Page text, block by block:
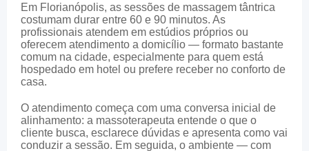
Em Florianópolis, as sessões de massagem tântrica
costumam durar entre 60 e 90 minutos. As
profissionais atendem em estúdios próprios ou
oferecem atendimento a domicílio — formato bastante
comum na cidade, especialmente para quem está
hospedado em hotel ou prefere receber no conforto de
casa.
O atendimento começa com uma conversa inicial de
alinhamento: a massoterapeuta entende o que o
cliente busca, esclarece dúvidas e apresenta como vai
conduzir a sessão. Em seguida, o ambiente — com